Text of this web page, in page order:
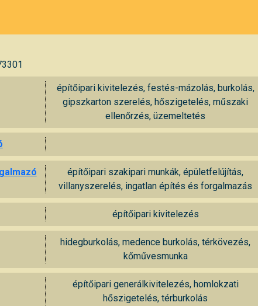
építőipari kivitelezés, festés-mázolás, burkolás,
gipszkarton szerelés, hőszigetelés, műszaki
ellenőrzés, üzemeltetés
építőipari szakipari munkák, épületfelújítás,
villanyszerelés, ingatlan építés és forgalmazás
építőipari kivitelezés
hidegburkolás, medence burkolás, térkövezés,
kőművesmunka
építőipari generálkivitelezés, homlokzati
hőszigetelés, térburkolás